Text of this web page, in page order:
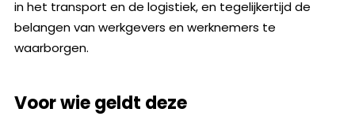
in het transport en de logistiek, en tegelijkertijd de
belangen van werkgevers en werknemers te
waarborgen.
Voor wie geldt deze